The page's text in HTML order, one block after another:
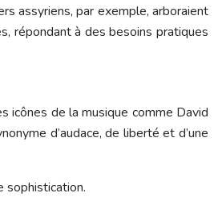
assyriens, par exemple, arboraient
répondant à des besoins pratiques
icônes de la musique comme David
d’audace, de liberté et d’une
sophistication.